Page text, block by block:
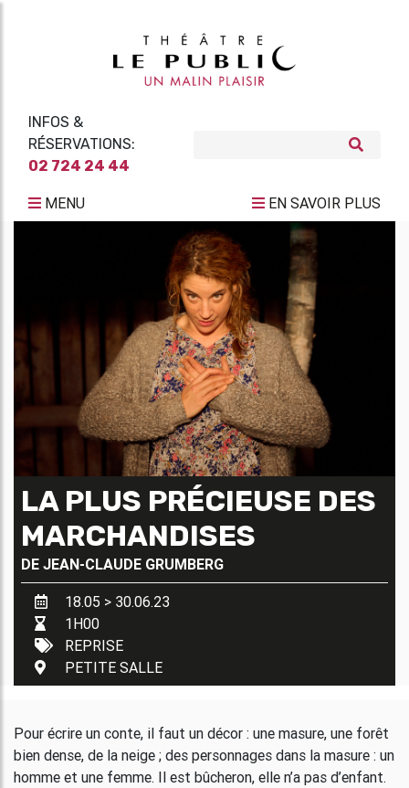
INFOS &
RÉSERVATIONS:
02 724 24 44
MENU EN SAVOIR PLUS
LA PLUS PRÉCIEUSE DES
MARCHANDISES
DE JEAN-CLAUDE GRUMBERG
18.05 > 30.06.23
1H00
REPRISE
PETITE SALLE
Pour écrire un conte, il faut un décor : une masure, une forêt
bien dense, de la neige ; des personnages dans la masure : un
homme et une femme. Il est bûcheron, elle n’a pas d’enfant.